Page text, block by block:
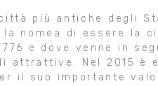
più antiche degli
la nomea di essere la
e dove venne in
attrattive. Nel 2015 è
il suo importante